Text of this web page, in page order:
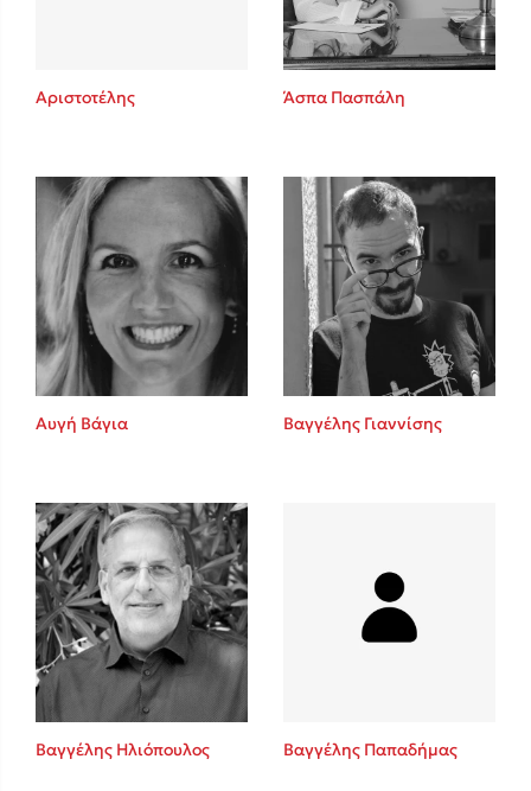
Αριστοτέλης Άσπα Πασπάλη
Αυγή Βάγια Βαγγέλης Γιαννίσης
Βαγγέλης Ηλιόπουλος Βαγγέλης Παπαδήμας